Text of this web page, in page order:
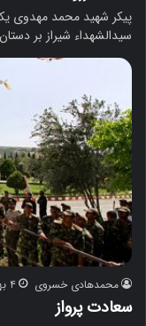
پیکر شهید محمد مهدوی
سیدالشهداء شیراز بر
محمدهادی خسروی ۴ بهمن ۱۳۹۰
سعادت پرواز